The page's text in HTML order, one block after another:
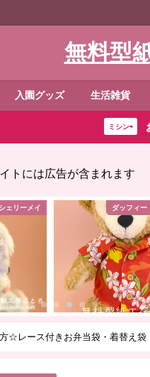
無料型
入園グッズ 生活雑貨
ミシン⇨
トには広告が含まれます
ェリーメイ ダッフィー
☆レース付きお弁当袋・着替え袋